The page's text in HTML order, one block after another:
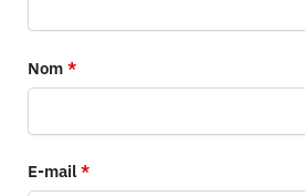
Nom *
E-mail *